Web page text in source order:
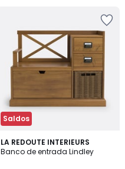
Saldos
LA REDOUTE INTERIEURS
Banco de entrada Lindley
4,1
/ 5